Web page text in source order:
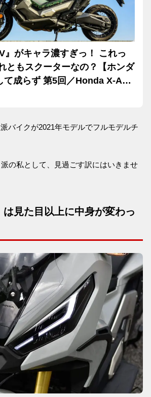
』がキャラ濃すぎっ！ これっ
ともスクーターなの？【ホンダ
て成らず 第5回／Honda X-ADV
バイクが2021年モデルでフルモデルチ
の私として、見過ごす訳にはいきませ
は見た目以上に中身が変わっ